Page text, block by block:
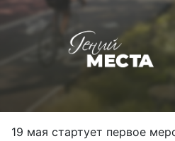
19 мая стартует первое